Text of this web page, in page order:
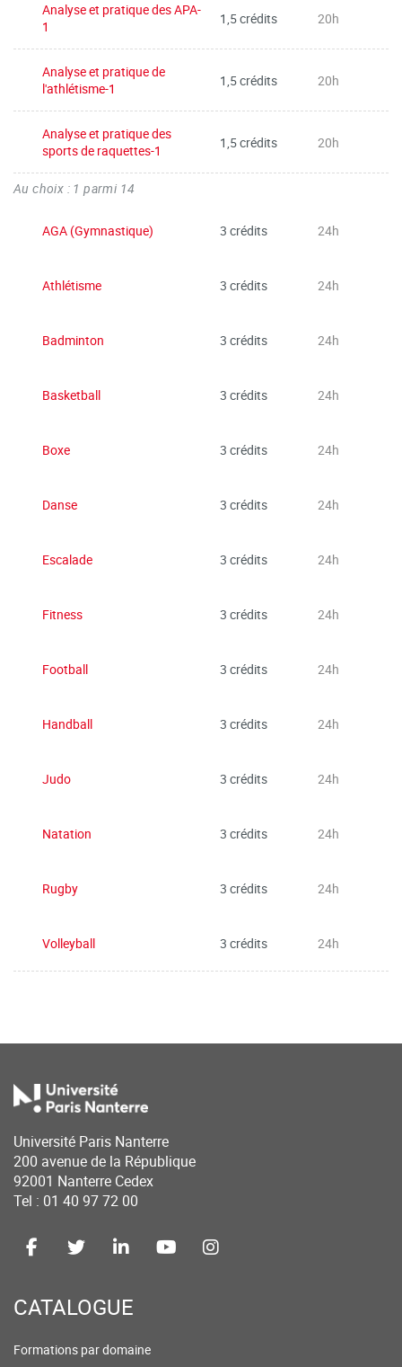
Analyse et pratique des APA-
1
1,5 crédits 20h
Analyse et pratique de
l'athlétisme-1
1,5 crédits 20h
Analyse et pratique des
sports de raquettes-1
1,5 crédits 20h
Au choix : 1 parmi 14
AGA (Gymnastique) 3 crédits 24h
Athlétisme 3 crédits 24h
Badminton 3 crédits 24h
Basketball 3 crédits 24h
Boxe 3 crédits 24h
Danse 3 crédits 24h
Escalade 3 crédits 24h
Fitness 3 crédits 24h
Football 3 crédits 24h
Handball 3 crédits 24h
Judo 3 crédits 24h
Natation 3 crédits 24h
Rugby 3 crédits 24h
Volleyball 3 crédits 24h
Université Paris Nanterre
200 avenue de la République
92001 Nanterre Cedex
Tel : 01 40 97 72 00
CATALOGUE
Formations par domaine